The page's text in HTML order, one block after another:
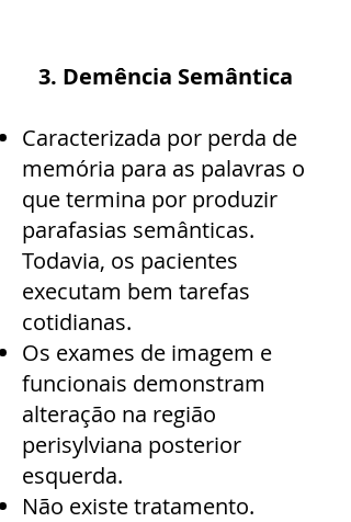
3. Demência Semântica
Caracterizada por perda de
memória para as palavras o
que termina por produzir
parafasias semânticas.
Todavia, os pacientes
executam bem tarefas
cotidianas.
Os exames de imagem e
funcionais demonstram
alteração na região
perisylviana posterior
esquerda.
Não existe tratamento.